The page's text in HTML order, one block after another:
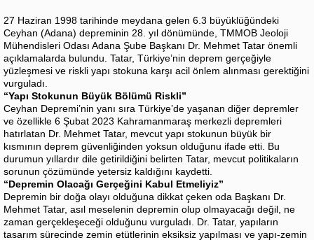
27 Haziran 1998 tarihinde meydana gelen 6.3 büyüklüğündeki
Ceyhan (Adana) depreminin 28. yıl dönümünde, TMMOB Jeoloji
Mühendisleri Odası Adana Şube Başkanı Dr. Mehmet Tatar önemli
açıklamalarda bulundu. Tatar, Türkiye’nin deprem gerçeğiyle
yüzleşmesi ve riskli yapı stokuna karşı acil önlem alınması gerektiğini
vurguladı.
“Yapı Stokunun Büyük Bölümü Riskli”
Ceyhan Depremi’nin yanı sıra Türkiye’de yaşanan diğer depremler
ve özellikle 6 Şubat 2023 Kahramanmaraş merkezli depremleri
hatırlatan Dr. Mehmet Tatar, mevcut yapı stokunun büyük bir
kısmının deprem güvenliğinden yoksun olduğunu ifade etti. Bu
durumun yıllardır dile getirildiğini belirten Tatar, mevcut politikaların
sorunun çözümünde yetersiz kaldığını kaydetti.
“Depremin Olacağı Gerçeğini Kabul Etmeliyiz”
Depremin bir doğa olayı olduğuna dikkat çeken oda Başkanı Dr.
Mehmet Tatar, asıl meselenin depremin olup olmayacağı değil, ne
zaman gerçekleşeceği olduğunu vurguladı. Dr. Tatar, yapıların
tasarım sürecinde zemin etütlerinin eksiksiz yapılması ve yapı-zemin